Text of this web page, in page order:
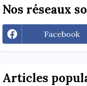
Nos réseaux
Facebook
Articles